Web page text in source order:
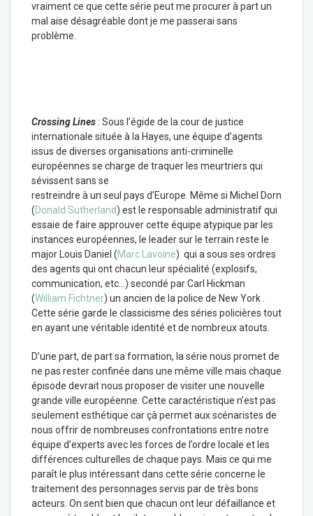
vraiment ce que cette série peut me procurer à part un
mal aise désagréable dont je me passerai sans
problème.
Crossing Lines : Sous l’égide de la cour de justice
internationale située à la Hayes, une équipe d’agents
issus de diverses organisations anti-criminelle
européennes se charge de traquer les meurtriers qui
sévissent sans se
restreindre à un seul pays d’Europe. Même si Michel Dorn
(Donald Sutherland) est le responsable administratif qui
essaie de faire approuver cette équipe atypique par les
instances européennes, le leader sur le terrain reste le
major Louis Daniel (Marc Lavoine) qui a sous ses ordres
des agents qui ont chacun leur spécialité (explosifs,
communication, etc…) secondé par Carl Hickman
(William Fichtner) un ancien de la police de New York .
Cette série garde le classicisme des séries policières tout
en ayant une véritable identité et de nombreux atouts.
D’une part, de part sa formation, la série nous promet de
ne pas rester confinée dans une même ville mais chaque
épisode devrait nous proposer de visiter une nouvelle
grande ville européenne. Cette caractéristique n’est pas
seulement esthétique car çà permet aux scénaristes de
nous offrir de nombreuses confrontations entre notre
équipe d’experts avec les forces de l’ordre locale et les
différences culturelles de chaque pays. Mais ce qui me
paraît le plus intéressant dans cette série concerne le
traitement des personnages servis par de très bons
acteurs. On sent bien que chacun ont leur défaillance et